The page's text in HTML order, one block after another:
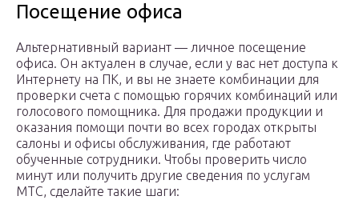
Посещение офиса
Альтернативный вариант — личное посещение
офиса. Он актуален в случае, если у вас нет доступа к
Интернету на ПК, и вы не знаете комбинации для
проверки счета с помощью горячих комбинаций или
голосового помощника. Для продажи продукции и
оказания помощи почти во всех городах открыты
салоны и офисы обслуживания, где работают
обученные сотрудники. Чтобы проверить число
минут или получить другие сведения по услугам
МТС, сделайте такие шаги: